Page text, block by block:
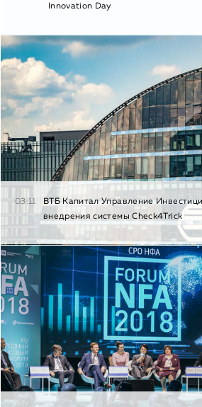
Innovation Day
03.11
ВТБ Капитал Управление
внедрения системы Check4Trick